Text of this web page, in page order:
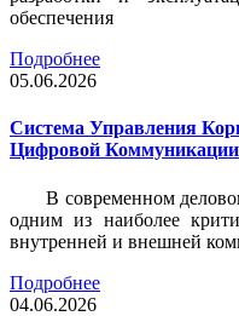
обеспечения
Подробнее
05.06.2026
Система Управления
Цифровой Коммуникации
В современном
одним из наиболее
внутренней и внешней
Подробнее
04.06.2026